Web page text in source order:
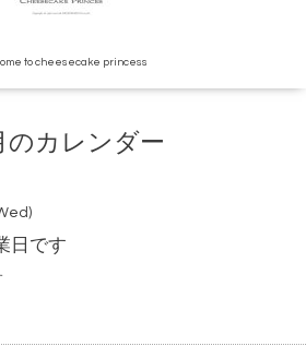
to cheesecake princess
のカレンダー
日です